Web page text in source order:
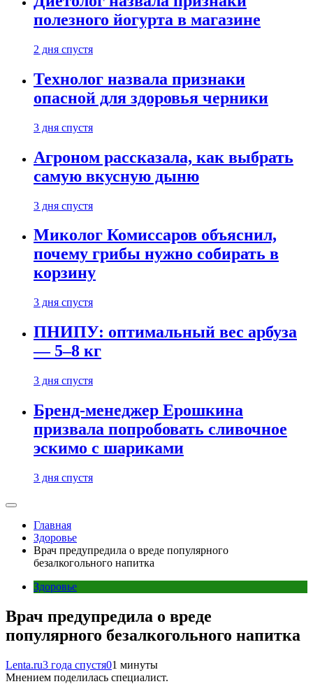
полезного йогурта в магазине
2 дня спустя
Технолог назвала признаки
опасной для здоровья черники
3 дня спустя
Агроном рассказала, как выбрать
самую вкусную дыню
3 дня спустя
Миколог Комиссаров объяснил,
почему грибы нужно собирать в
корзину
3 дня спустя
ПНИПУ: оптимальный вес арбуза
— 5–8 кг
3 дня спустя
Бренд-менеджер Ерошкина
призвала попробовать сливочное
эскимо с шариками
3 дня спустя
Главная
Здоровье
Врач предупредила о вреде популярного
безалкогольного напитка
Здоровье
Врач предупредила о вреде
популярного безалкогольного напитка
Lenta.ru3 года спустя01 минуты
Мнением поделилась специалист.